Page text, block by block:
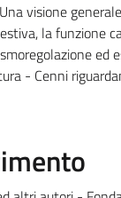
visione
la funzione
ed
- Cenni